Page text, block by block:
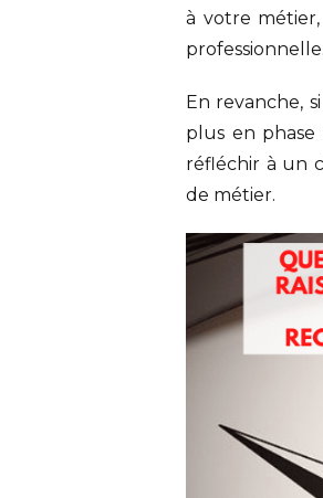
à votre
professionnelle.
En revanche,
plus en phase
réfléchir à un
de métier.